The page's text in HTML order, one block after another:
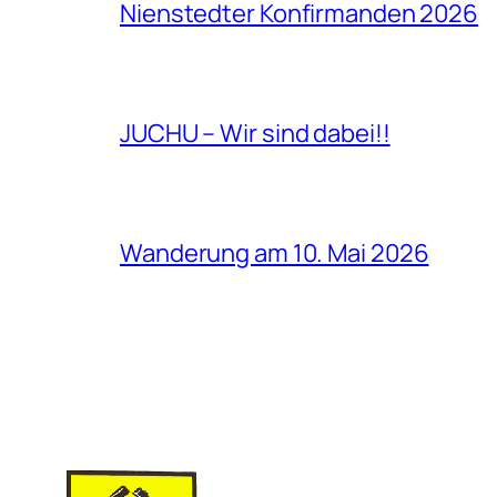
Nienstedter Konfirmanden 2026
JUCHU – Wir sind dabei!!
Wanderung am 10. Mai 2026